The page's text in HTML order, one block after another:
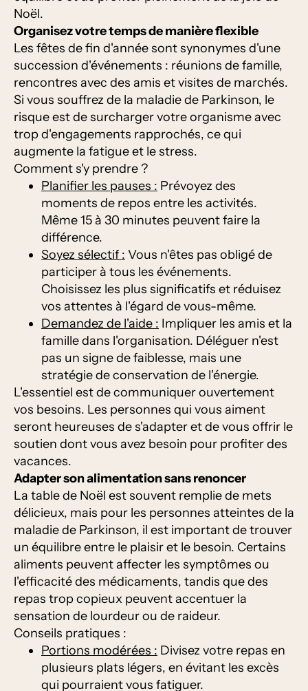
Noël.
Organisez votre temps de manière flexible
Les fêtes de fin d'année sont synonymes d'une
succession d'événements : réunions de famille,
rencontres avec des amis et visites de marchés.
Si vous souffrez de la maladie de Parkinson, le
risque est de surcharger votre organisme avec
trop d'engagements rapprochés, ce qui
augmente la fatigue et le stress.
Comment s'y prendre ?
Planifier les pauses : Prévoyez des
moments de repos entre les activités.
Même 15 à 30 minutes peuvent faire la
différence.
Soyez sélectif : Vous n'êtes pas obligé de
participer à tous les événements.
Choisissez les plus significatifs et réduisez
vos attentes à l'égard de vous-même.
Demandez de l'aide : Impliquer les amis et la
famille dans l'organisation. Déléguer n'est
pas un signe de faiblesse, mais une
stratégie de conservation de l'énergie.
L'essentiel est de communiquer ouvertement
vos besoins. Les personnes qui vous aiment
seront heureuses de s'adapter et de vous offrir le
soutien dont vous avez besoin pour profiter des
vacances.
Adapter son alimentation sans renoncer
La table de Noël est souvent remplie de mets
délicieux, mais pour les personnes atteintes de la
maladie de Parkinson, il est important de trouver
un équilibre entre le plaisir et le besoin. Certains
aliments peuvent affecter les symptômes ou
l'efficacité des médicaments, tandis que des
repas trop copieux peuvent accentuer la
sensation de lourdeur ou de raideur.
Conseils pratiques :
Portions modérées : Divisez votre repas en
plusieurs plats légers, en évitant les excès
qui pourraient vous fatiguer.